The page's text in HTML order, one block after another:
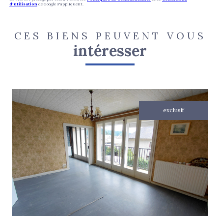
d'utilisation de Google s'appliquent.
CES BIENS PEUVENT VOUS
intéresser
exclusif
voir le bien